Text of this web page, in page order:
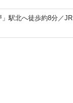
駅北へ徒歩約8分／